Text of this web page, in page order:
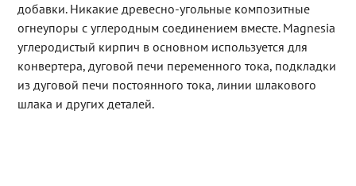
добавки. Никакие древесно-угольные композитные
огнеупоры с углеродным соединением вместе. Magnesia
углеродистый кирпич в основном используется для
конвертера, дуговой печи переменного тока, подкладки
из дуговой печи постоянного тока, линии шлакового
шлака и других деталей.